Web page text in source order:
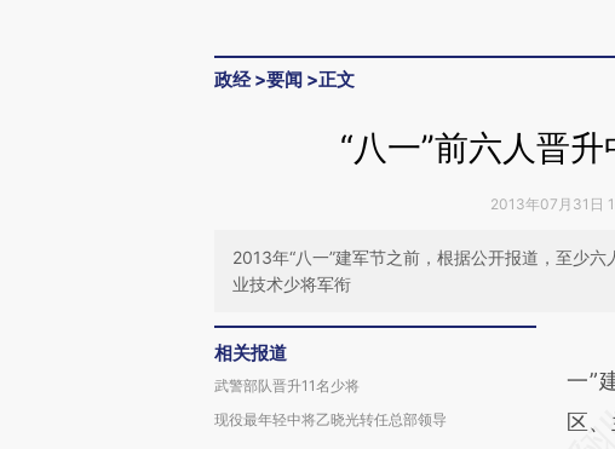
政经>要闻 >正文
“八一”前六人晋
2013年07月31日
2013年“八一”建军节之前，根据公开报道，至少
业技术少将军衔
相关报道
武警部队晋升11名少将
现役最年轻中将乙晓光转任总部领导
请
一”
区